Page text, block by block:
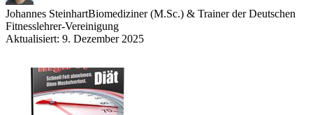
Johannes SteinhartBiomediziner (M.Sc.) & Trainer der Deutschen
Fitnesslehrer-Vereinigung
Aktualisiert: 9. Dezember 2025